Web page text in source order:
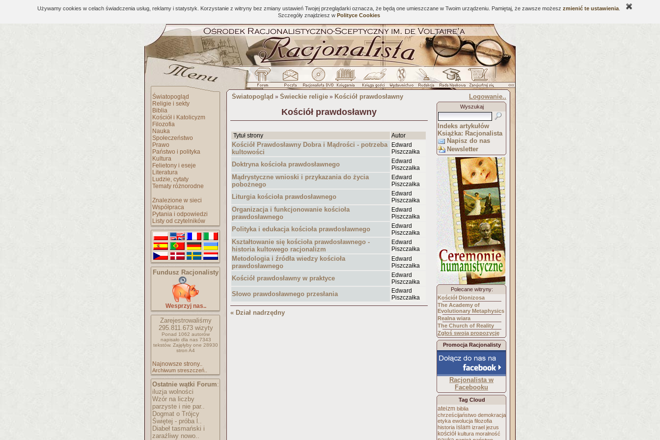
Używamy cookies w celach świadczenia usług, reklamy i statystyk. Korzystanie z witryny bez zmiany ustawień Twojej przeglądarki oznacza, że będą one umieszczane w Twoim urządzeniu. Pamiętaj, że zawsze możesz zmienić te ustawienia
Szczegóły znajdziesz w Polityce Cookies
Światopogląd
Religie i sekty
Biblia
Kościół i Katolicyzm
Filozofia
Nauka
Społeczeństwo
Prawo
Państwo i polityka
Kultura
Felietony i eseje
Literatura
Ludzie, cytaty
Tematy różnorodne
Znalezione w sieci
Współpraca
Pytania i odpowiedzi
Listy od czytelników
Fundusz Racjonalisty
Wesprzyj nas..
Zarejestrowaliśmy
295.811.673wizyty
Ponad 1062 autorów
napisało dla nas 7343
tekstów. Zajęłyby one 28930
stron A4
Najnowsze strony..
Archiwum streszczeń..
Ostatnie wątki Forum:
iluzja wolności
Wzór na liczby
parzyste i nie par..
Dogmat o Trójcy
Świętej - próba l..
Diabeł tasmański i
zaraźliwy nowo..
Światopogląd » Świeckie religie » Kościół prawdosławny
Kościół prawdosławny
Tytuł strony Autor
Kościół Prawdosławny Dobra i Mądrości - potrzeba
kultowości
Edward
Piszczałka
Doktryna kościoła prawdosławnego
Edward
Piszczałka
Mądrystyczne wnioski i przykazania do życia
pobożnego
Edward
Piszczałka
Liturgia kościoła prawdosławnego
Edward
Piszczałka
Organizacja i funkcjonowanie kościoła
prawdosławnego
Edward
Piszczałka
Polityka i edukacja kościoła prawdosławnego
Edward
Piszczałka
Kształtowanie się kościoła prawdosławnego -
historia kultowego racjonalizm
Edward
Piszczałka
Metodologia i źródła wiedzy kościoła
prawdosławnego
Edward
Piszczałka
Kościół prawdosławny w praktyce
Edward
Piszczałka
Słowo prawdosławnego przesłania
Edward
Piszczałka
« Dział nadrzędny
Logowanie..
Wyszukaj
Indeks artykułów
Książka: Racjonalista
Napisz do nas
Newsletter
Polecane witryny:
Kościół Dionizosa
The Academy of
Evolutionary Metaphysics
Realna wiara
The Church of Reality
Zgłoś swoją propozycję
Promocja Racjonalisty
Racjonalista w
Facebooku
Tag Cloud
ateizm biblia
chrześcijaństwo demokracja
etyka ewolucja filozofia
historia islam izrael jezus
kościół kultura moralność